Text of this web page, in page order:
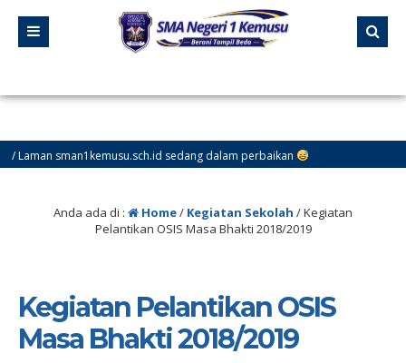
sman1kemusu.sch.id sedang dalam perbaikan
Anda ada di : Home/ Kegiatan Sekolah /Kegiatan
Pelantikan OSIS Masa Bhakti 2018/2019
Kegiatan Pelantikan OSIS
Masa Bhakti 2018/2019